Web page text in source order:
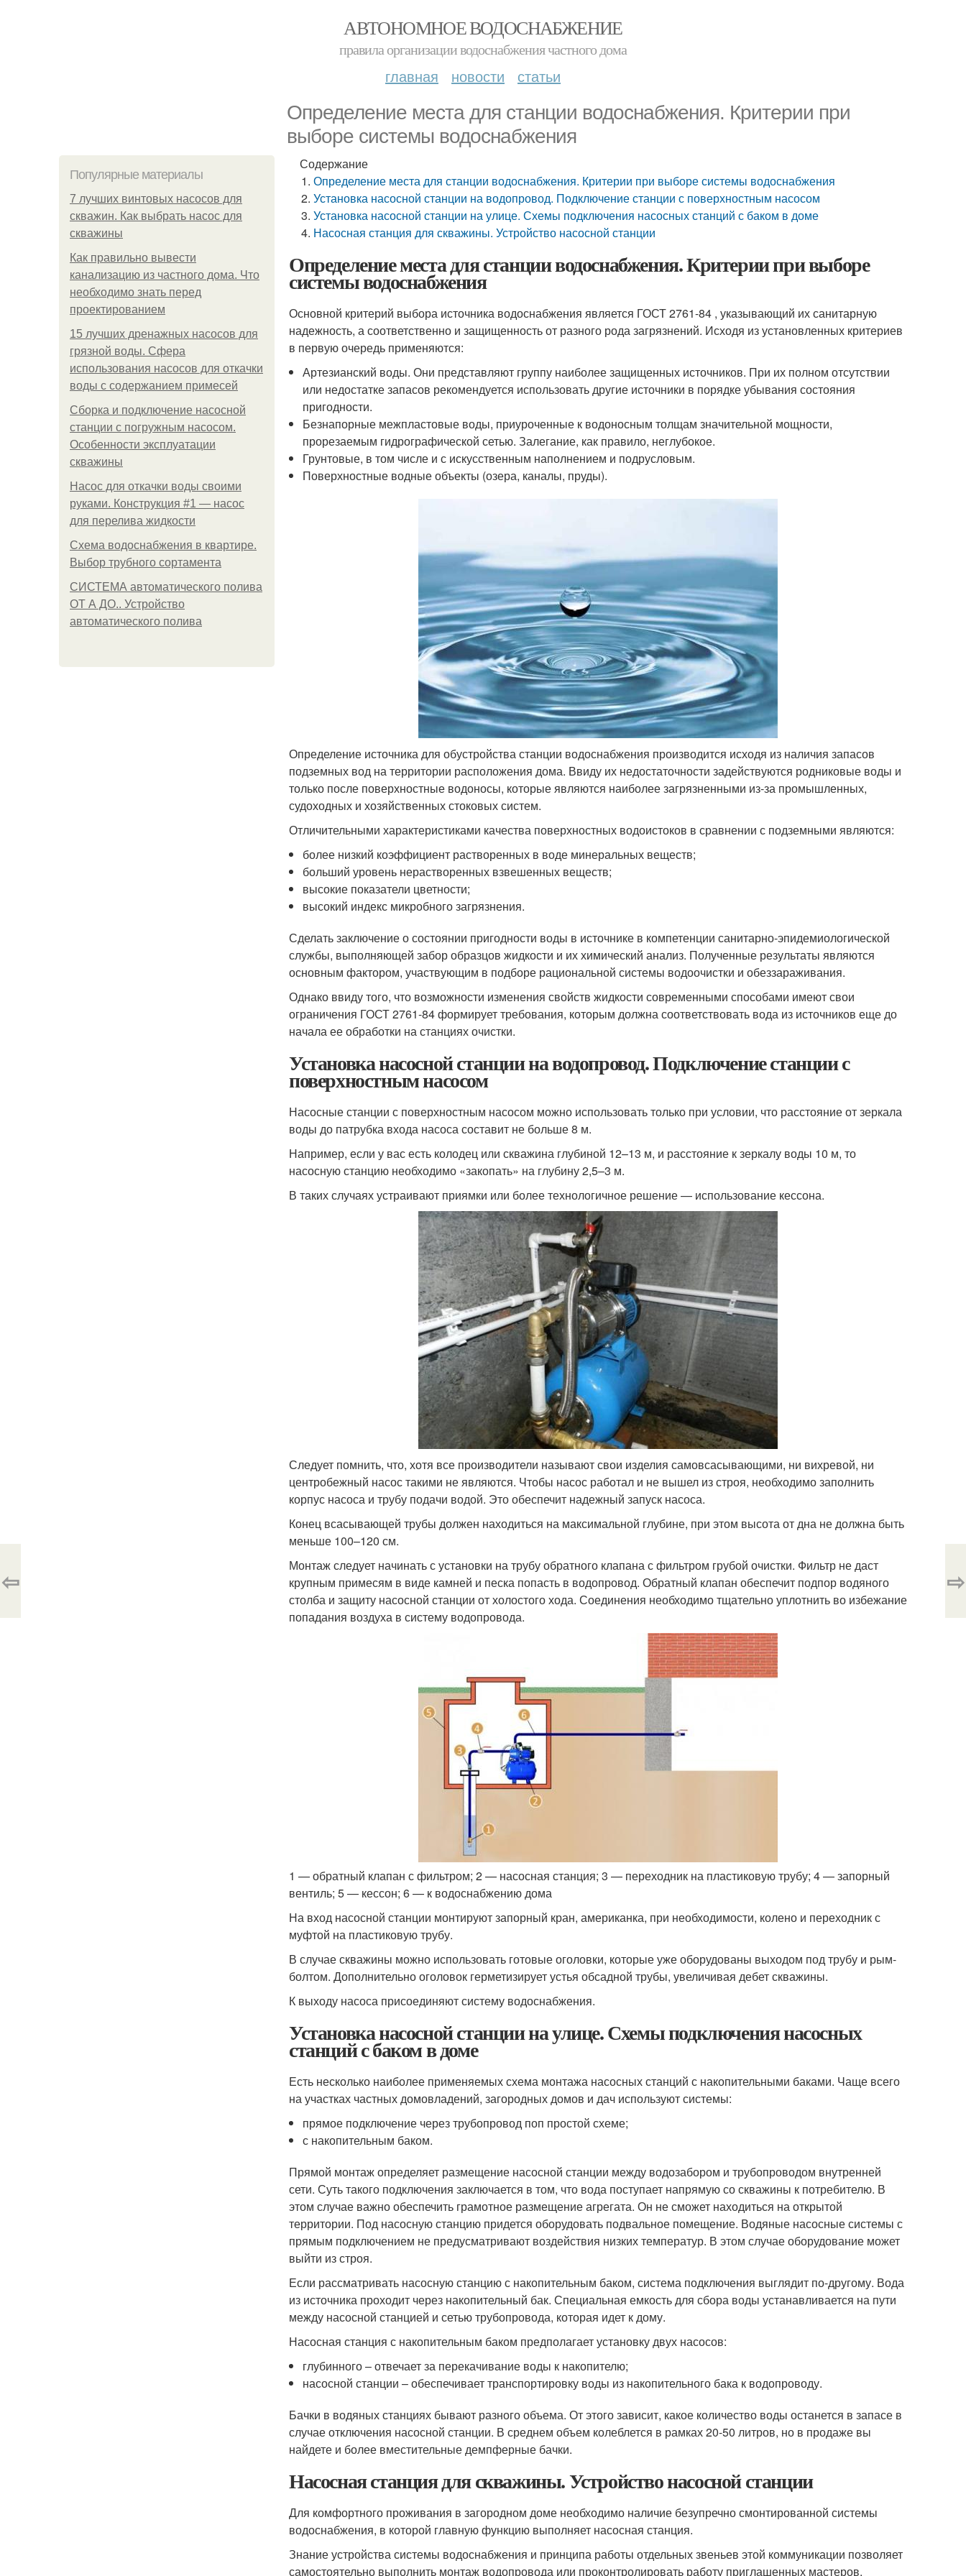
АВТОНОМНОЕ ВОДОСНАБЖЕНИЕ
правила организации водоснабжения частного дома
главная новости статьи
Определение места для станции водоснабжения. Критерии при
выборе системы водоснабжения
Популярные материалы
7 лучших винтовых насосов для
скважин. Как выбрать насос для
скважины
Как правильно вывести
канализацию из частного дома. Что
необходимо знать перед
проектированием
15 лучших дренажных насосов для
грязной воды. Сфера
использования насосов для откачки
воды с содержанием примесей
Сборка и подключение насосной
станции с погружным насосом.
Особенности эксплуатации
скважины
Насос для откачки воды своими
руками. Конструкция #1 — насос
для перелива жидкости
Схема водоснабжения в квартире.
Выбор трубного сортамента
СИСТЕМА автоматического полива
ОТ А ДО.. Устройство
автоматического полива
Содержание
Определение места для станции водоснабжения. Критерии при выборе системы водоснабжения
Установка насосной станции на водопровод. Подключение станции с поверхностным насосом
Установка насосной станции на улице. Схемы подключения насосных станций с баком в доме
Насосная станция для скважины. Устройство насосной станции
Определение места для станции водоснабжения. Критерии при выборе
системы водоснабжения
Основной критерий выбора источника водоснабжения является ГОСТ 2761-84 , указывающий их санитарную
надежность, а соответственно и защищенность от разного рода загрязнений. Исходя из установленных критериев
в первую очередь применяются:
Артезианский воды. Они представляют группу наиболее защищенных источников. При их полном отсутствии
или недостатке запасов рекомендуется использовать другие источники в порядке убывания состояния
пригодности.
Безнапорные межпластовые воды, приуроченные к водоносным толщам значительной мощности,
прорезаемым гидрографической сетью. Залегание, как правило, неглубокое.
Грунтовые, в том числе и с искусственным наполнением и подрусловым.
Поверхностные водные объекты (озера, каналы, пруды).
Определение источника для обустройства станции водоснабжения производится исходя из наличия запасов
подземных вод на территории расположения дома. Ввиду их недостаточности задействуются родниковые воды и
только после поверхностные водоносы, которые являются наиболее загрязненными из-за промышленных,
судоходных и хозяйственных стоковых систем.
Отличительными характеристиками качества поверхностных водоистоков в сравнении с подземными являются:
более низкий коэффициент растворенных в воде минеральных веществ;
больший уровень нерастворенных взвешенных веществ;
высокие показатели цветности;
высокий индекс микробного загрязнения.
Сделать заключение о состоянии пригодности воды в источнике в компетенции санитарно-эпидемиологической
службы, выполняющей забор образцов жидкости и их химический анализ. Полученные результаты являются
основным фактором, участвующим в подборе рациональной системы водоочистки и обеззараживания.
Однако ввиду того, что возможности изменения свойств жидкости современными способами имеют свои
ограничения ГОСТ 2761-84 формирует требования, которым должна соответствовать вода из источников еще до
начала ее обработки на станциях очистки.
Установка насосной станции на водопровод. Подключение станции с
поверхностным насосом
Насосные станции с поверхностным насосом можно использовать только при условии, что расстояние от зеркала
воды до патрубка входа насоса составит не больше 8 м.
Например, если у вас есть колодец или скважина глубиной 12–13 м, и расстояние к зеркалу воды 10 м, то
насосную станцию необходимо «закопать» на глубину 2,5–3 м.
В таких случаях устраивают приямки или более технологичное решение — использование кессона.
Следует помнить, что, хотя все производители называют свои изделия самовсасывающими, ни вихревой, ни
центробежный насос такими не являются. Чтобы насос работал и не вышел из строя, необходимо заполнить
корпус насоса и трубу подачи водой. Это обеспечит надежный запуск насоса.
Конец всасывающей трубы должен находиться на максимальной глубине, при этом высота от дна не должна быть
меньше 100–120 см.
Монтаж следует начинать с установки на трубу обратного клапана с фильтром грубой очистки. Фильтр не даст
крупным примесям в виде камней и песка попасть в водопровод. Обратный клапан обеспечит подпор водяного
столба и защиту насосной станции от холостого хода. Соединения необходимо тщательно уплотнить во избежание
попадания воздуха в систему водопровода.
1 — обратный клапан с фильтром; 2 — насосная станция; 3 — переходник на пластиковую трубу; 4 — запорный
вентиль; 5 — кессон; 6 — к водоснабжению дома
На вход насосной станции монтируют запорный кран, американка, при необходимости, колено и переходник с
муфтой на пластиковую трубу.
В случае скважины можно использовать готовые оголовки, которые уже оборудованы выходом под трубу и рым-
болтом. Дополнительно оголовок герметизирует устья обсадной трубы, увеличивая дебет скважины.
К выходу насоса присоединяют систему водоснабжения.
Установка насосной станции на улице. Схемы подключения насосных
станций с баком в доме
Есть несколько наиболее применяемых схема монтажа насосных станций с накопительными баками. Чаще всего
на участках частных домовладений, загородных домов и дач используют системы:
прямое подключение через трубопровод поп простой схеме;
с накопительным баком.
Прямой монтаж определяет размещение насосной станции между водозабором и трубопроводом внутренней
сети. Суть такого подключения заключается в том, что вода поступает напрямую со скважины к потребителю. В
этом случае важно обеспечить грамотное размещение агрегата. Он не сможет находиться на открытой
территории. Под насосную станцию придется оборудовать подвальное помещение. Водяные насосные системы с
прямым подключением не предусматривают воздействия низких температур. В этом случае оборудование может
выйти из строя.
Если рассматривать насосную станцию с накопительным баком, система подключения выглядит по-другому. Вода
из источника проходит через накопительный бак. Специальная емкость для сбора воды устанавливается на пути
между насосной станцией и сетью трубопровода, которая идет к дому.
Насосная станция с накопительным баком предполагает установку двух насосов:
глубинного – отвечает за перекачивание воды к накопителю;
насосной станции – обеспечивает транспортировку воды из накопительного бака к водопроводу.
Бачки в водяных станциях бывают разного объема. От этого зависит, какое количество воды останется в запасе в
случае отключения насосной станции. В среднем объем колеблется в рамках 20-50 литров, но в продаже вы
найдете и более вместительные демпферные бачки.
Насосная станция для скважины. Устройство насосной станции
Для комфортного проживания в загородном доме необходимо наличие безупречно смонтированной системы
водоснабжения, в которой главную функцию выполняет насосная станция.
Знание устройства системы водоснабжения и принципа работы отдельных звеньев этой коммуникации позволяет
самостоятельно выполнить монтаж водопровода или проконтролировать работу приглашенных мастеров,
⇦ ⇨